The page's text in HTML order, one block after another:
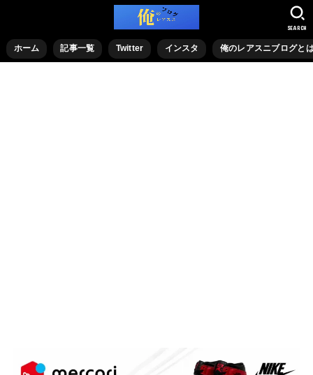
ホーム 記事一覧 Twitter インスタ 俺のレアスニブログと
SEARCH